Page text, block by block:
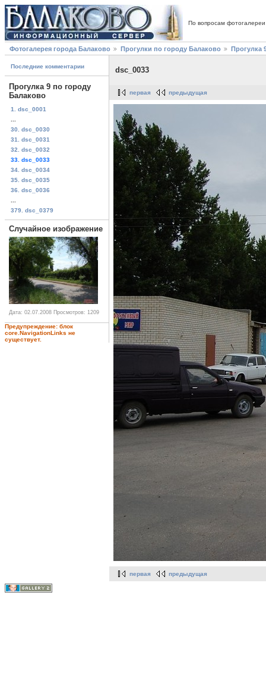
По вопросам
Фотогалерея города Балаково Прогулки по городу Балаково Прогулка
Последние комментарии
Прогулка 9 по городу
Балаково
1. dsc_0001
30. dsc_0030
31. dsc_0031
32. dsc_0032
33. dsc_0033
34. dsc_0034
35. dsc_0035
36. dsc_0036
379. dsc_0379
Случайное изображение
Дата: 02.07.2008 Просмотров: 1209
Предупреждение: блок
core.NavigationLinks не
существует.
dsc_0033
первая предыдущая
первая предыдущая